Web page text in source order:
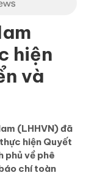
hiện
và
(LHHVN) đã
hiện Quyết
về phê
chí toàn